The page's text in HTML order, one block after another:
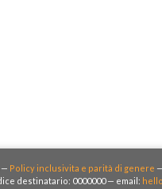
— Policy inclusivita e parità di genere
destinatario: 0000000 — email: